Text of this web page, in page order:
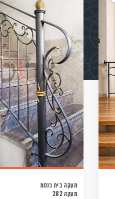
מעקה בית כנסת
מעקה 282